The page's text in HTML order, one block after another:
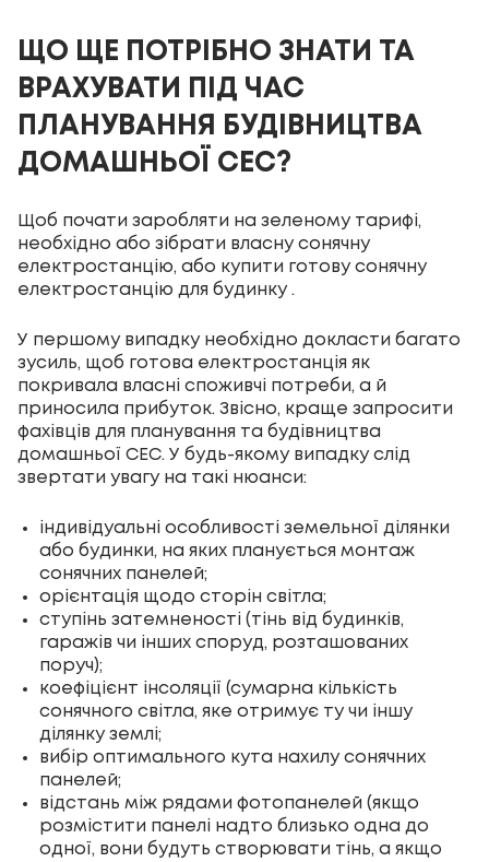
ЩО ЩЕ ПОТРІБНО ЗНАТИ ТА
ВРАХУВАТИ ПІД ЧАС
ПЛАНУВАННЯ БУДІВНИЦТВА
ДОМАШНЬОЇ СЕС?
Щоб почати заробляти на зеленому тарифі,
необхідно або зібрати власну сонячну
електростанцію, або купити готову сонячну
електростанцію для будинку .
У першому випадку необхідно докласти багато
зусиль, щоб готова електростанція як
покривала власні споживчі потреби, а й
приносила прибуток. Звісно, ​​краще запросити
фахівців для планування та будівництва
домашньої СЕС. У будь-якому випадку слід
звертати увагу на такі нюанси:
індивідуальні особливості земельної ділянки
або будинки, на яких планується монтаж
сонячних панелей;
орієнтація щодо сторін світла;
ступінь затемненості (тінь від будинків,
гаражів чи інших споруд, розташованих
поруч);
коефіцієнт інсоляції (сумарна кількість
сонячного світла, яке отримує ту чи іншу
ділянку землі;
вибір оптимального кута нахилу сонячних
панелей;
відстань між рядами фотопанелей (якщо
розмістити панелі надто близько одна до
одної, вони будуть створювати тінь, а якщо